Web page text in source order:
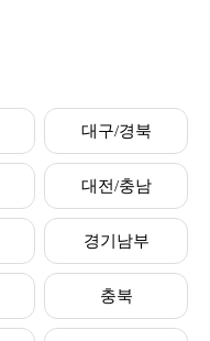
대구/경북
대전/충남
경기남부
충북